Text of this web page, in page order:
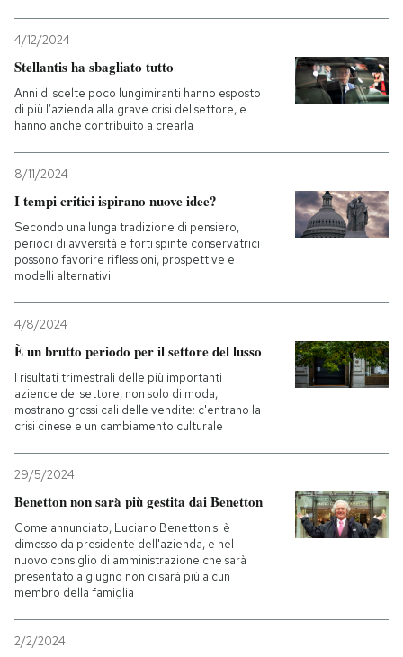
4/12/2024
Stellantis ha sbagliato tutto
Anni di scelte poco lungimiranti hanno esposto
di più l’azienda alla grave crisi del settore, e
hanno anche contribuito a crearla
8/11/2024
I tempi critici ispirano nuove idee?
Secondo una lunga tradizione di pensiero,
periodi di avversità e forti spinte conservatrici
possono favorire riflessioni, prospettive e
modelli alternativi
4/8/2024
È un brutto periodo per il settore del lusso
I risultati trimestrali delle più importanti
aziende del settore, non solo di moda,
mostrano grossi cali delle vendite: c'entrano la
crisi cinese e un cambiamento culturale
29/5/2024
Benetton non sarà più gestita dai Benetton
Come annunciato, Luciano Benetton si è
dimesso da presidente dell'azienda, e nel
nuovo consiglio di amministrazione che sarà
presentato a giugno non ci sarà più alcun
membro della famiglia
2/2/2024